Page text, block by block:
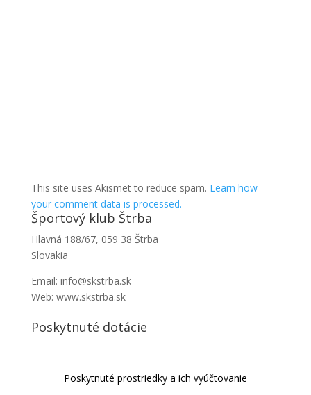
This site uses Akismet to reduce spam. Learn how
your comment data is processed.
Športový klub Štrba
Hlavná 188/67, 059 38 Štrba
Slovakia
Email: info@skstrba.sk
Web: www.skstrba.sk
Poskytnuté dotácie
Poskytnuté prostriedky a ich vyúčtovanie